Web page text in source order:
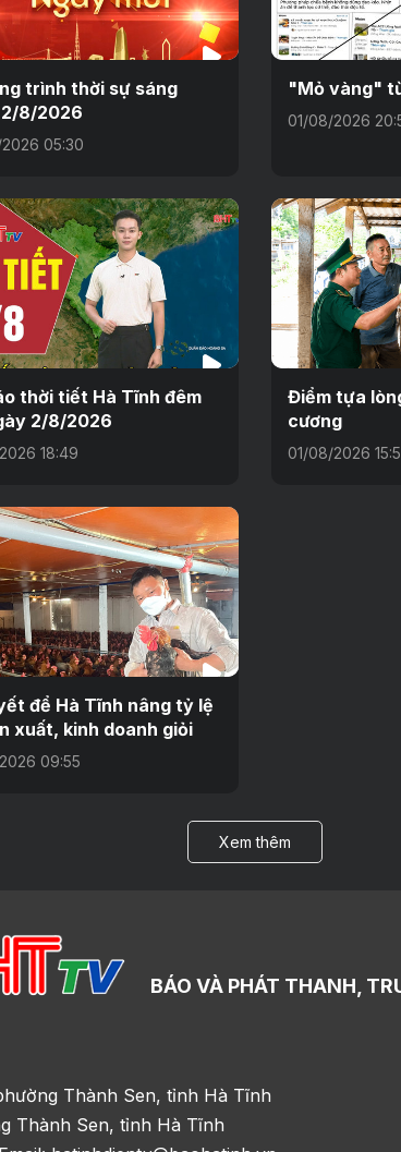
trình thời sự sáng
8/2026
05:30
"Mỏ vàng"
01/08/2026
thời tiết Hà Tĩnh đêm
2/8/2026
18:49
Điểm tựa
cương
01/08/2026
để Hà Tĩnh nâng tỷ lệ
xuất, kinh doanh giỏi
09:55
Xem thêm
BÁO VÀ PHÁT THANH,
Thành Sen, tỉnh Hà Tĩnh
Thành Sen, tỉnh Hà Tĩnh